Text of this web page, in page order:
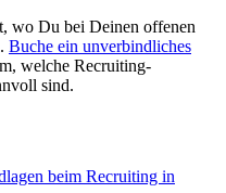
wo Du bei Deinen offenen
Buche ein unverbindliches
welche Recruiting-
sind.
beim Recruiting in